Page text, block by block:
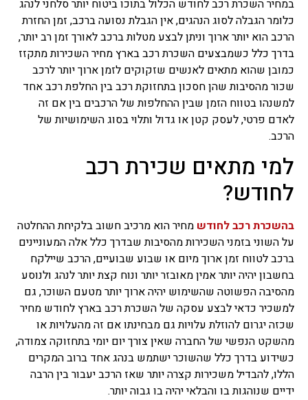
במחיר השכרת רכב לחודש הכלול בתוכו ביטוח יותר סלחני לנהג
כלומר הגבלה לסוג הנהגים, אין הגבלת נסועה ברכב, זמן החזרת
הרכב הוא יותר ארוך וניתן לבצע מטלות ברכב לאורך זמן רב יותר,
בדרך כלל כשמבצעים השכרת רכב בארץ מחיר השכירות מתקזז
כמובן שהוא מתאים לאנשים שזקוקים לזמן ארוך יותר לרכב
שכור מהסיבות שהן חסכון בתחזוקת רכב בין החלפת רכב אחד
למשנהו בטווח הזמן שבין ההחלפות של הרכבים בין אם זה
לאדם פרטי, לעסק קטן או גדול ותלוי בסוג השימושיות של
הרכב.
למי מתאים שכירת רכב
לחודש?
בהשכרת רכב לחודש מחיר הוא מרכיב חשוב בלקיחת ההחלטה
על השוני בזמני השכירות מהסיבות שבדרך כלל אלה המעוניינים
ברכב לטווח זמן ארוך מיום או שבוע שבועיים, הרכב שיילקח
בחשבון יהיה יותר אמין מאובזר יותר ונוח קצת יותר לנהג ולנוסע
מהסיבה הפשוטה שהשימוש יהיה ארוך יותר מטעם השוכר, גם
למשכיר כדאי לבצע עסקה של השכרת רכב בארץ לחודש מחיר
שכזה יגרום להוזלת עלויות גם מבחינתו אם זה מהעלויות או
מהשקט הנפשי של החברה שאין צורך יום יומי בתחזוקה צמודה,
כשידוע בדרך כלל שהשוכר ישתמש בנהג אחד ברוב המקרים
הללו, להבדיל משכירות קצרה יותר שאז הרכב יעבור בין הרבה
ידיים שנוהגות בו והבלאי יהיה בו גבוה יותר.